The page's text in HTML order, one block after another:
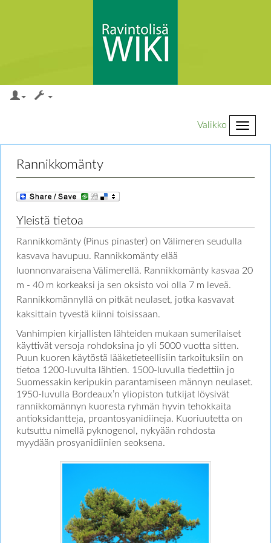
Valikko
Loikkaa: valikkoon
Rannikkomänty
Yleistä tietoa
Rannikkomänty (Pinus pinaster) on Välimeren seudulla
kasvava havupuu. Rannikkomänty elää
luonnonvaraisena Välimerellä. Rannikkomänty kasvaa 20
m - 40 m korkeaksi ja sen oksisto voi olla 7 m leveä.
Rannikkomännyllä on pitkät neulaset, jotka kasvavat
kaksittain tyvestä kiinni toisissaan.
Vanhimpien kirjallisten lähteiden mukaan sumerilaiset
käyttivät versoja rohdoksina jo yli 5000 vuotta sitten.
Puun kuoren käytöstä lääketieteellisiin tarkoituksiin on
tietoa 1200-luvulta lähtien. 1500-luvulla tiedettiin jo
Suomessakin keripukin parantamiseen männyn neulaset.
1950-luvulla Bordeaux’n yliopiston tutkijat löysivät
rannikkomännyn kuoresta ryhmän hyvin tehokkaita
antioksidantteja, proantosyanidiineja. Kuoriuutetta on
kutsuttu nimellä pyknogenol, nykyään rohdosta
myydään prosyanidiinien seoksena.